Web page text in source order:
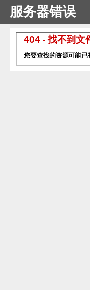
服务器错误
404 - 找不到文
您要查找的资源可能已